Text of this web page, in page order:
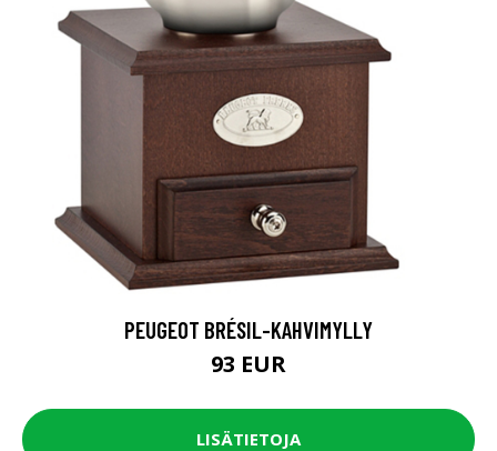
PEUGEOT BRÉSIL-KAHVIMYLLY
93 EUR
LISÄTIETOJA